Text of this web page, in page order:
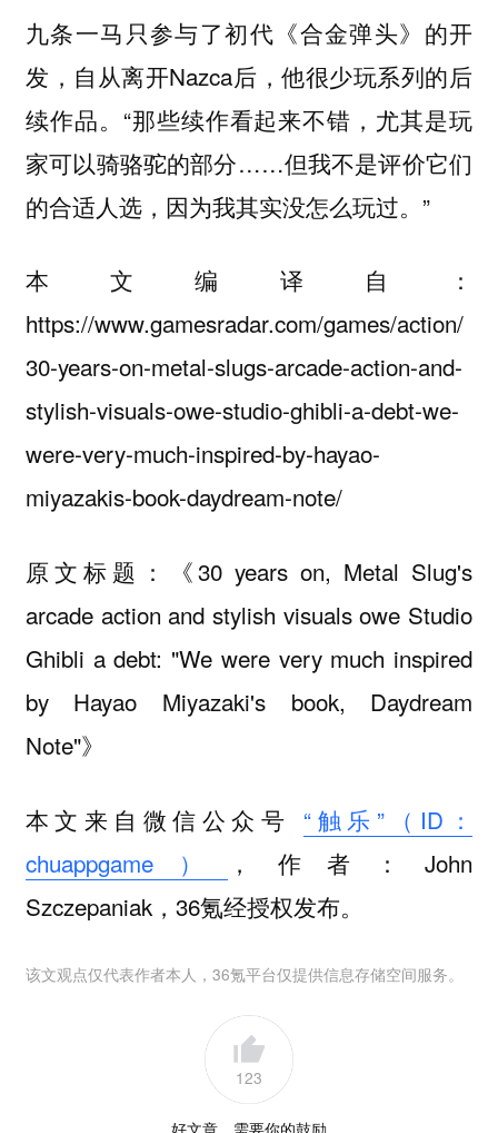
九条一马只参与了初代《合金弹头》的开
发，自从离开Nazca后，他很少玩系列的后
续作品。“那些续作看起来不错，尤其是玩
家可以骑骆驼的部分……但我不是评价它们
的合适人选，因为我其实没怎么玩过。”
本文编译自：
https://www.gamesradar.com/games/action/
30-years-on-metal-slugs-arcade-action-and-
stylish-visuals-owe-studio-ghibli-a-debt-we-
were-very-much-inspired-by-hayao-
miyazakis-book-daydream-note/
原文标题：《30 years on, Metal Slug's
arcade action and stylish visuals owe Studio
Ghibli a debt: "We were very much inspired
by Hayao Miyazaki's book, Daydream
Note"》
本文来自微信公众号 “触乐”（ID：
chuappgame）
，作者：John
Szczepaniak，36氪经授权发布。
该文观点仅代表作者本人，36氪平台仅提供信息存储空间服务。
123